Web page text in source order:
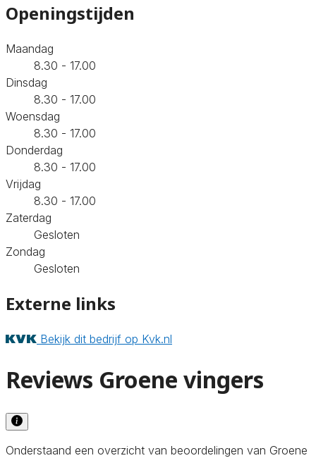
Openingstijden
Maandag
8.30 - 17.00
Dinsdag
8.30 - 17.00
Woensdag
8.30 - 17.00
Donderdag
8.30 - 17.00
Vrijdag
8.30 - 17.00
Zaterdag
Gesloten
Zondag
Gesloten
Externe links
Bekijk dit bedrijf op Kvk.nl
Reviews Groene vingers
Onderstaand een overzicht van beoordelingen van Groene